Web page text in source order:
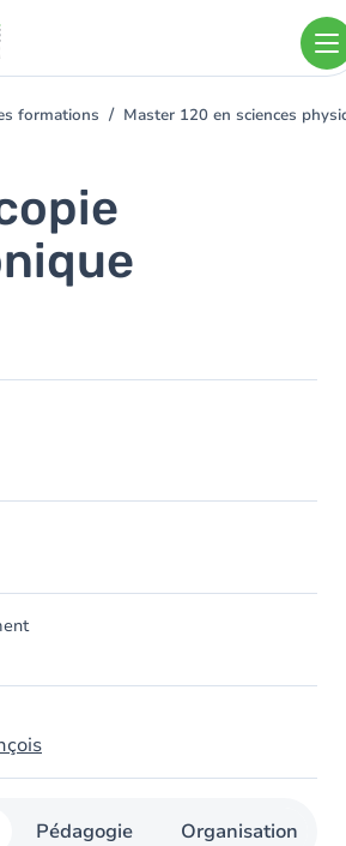
formations Master 120 en sciences
Pédagogie Organisation